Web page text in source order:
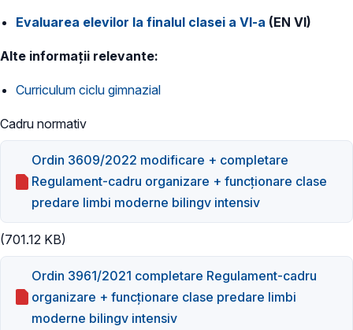
Evaluarea elevilor la finalul clasei a VI-a (EN VI)
Alte informații relevante:
Curriculum ciclu gimnazial
Cadru normativ
Ordin 3609/2022 modificare + completare
Regulament-cadru organizare + funcţionare clase
predare limbi moderne bilingv intensiv
(701.12 KB)
Ordin 3961/2021 completare Regulament-cadru
organizare + funcţionare clase predare limbi
moderne bilingv intensiv